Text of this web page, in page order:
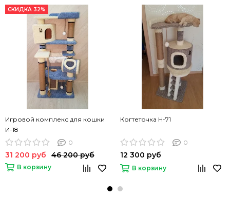
СКИДКА 32%
Игровой комплекс для кошки
И-18
0
31 200 руб 46 200 руб
В корзину
Когтеточка Н-71
0
12 300 руб
В корзину